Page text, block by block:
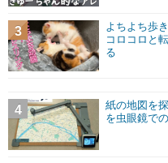
よちよち歩
コロコロと
る
3
紙の地図を
を虫眼鏡で
4